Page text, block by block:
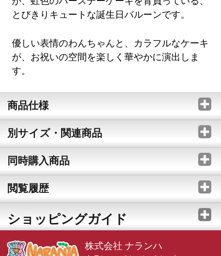
とびきりキュートな誕生日バルーンです。
優しい表情のわんちゃんと、カラフルなケーキ
が、お祝いの空間を楽しく華やかに演出しま
す。
商品仕様
別サイズ・関連商品
同時購入商品
閲覧履歴
ショッピングガイド
株式会社 ナランハ